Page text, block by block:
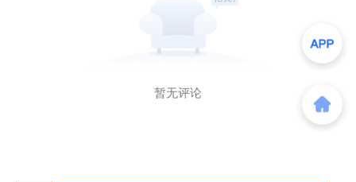
暂无评论